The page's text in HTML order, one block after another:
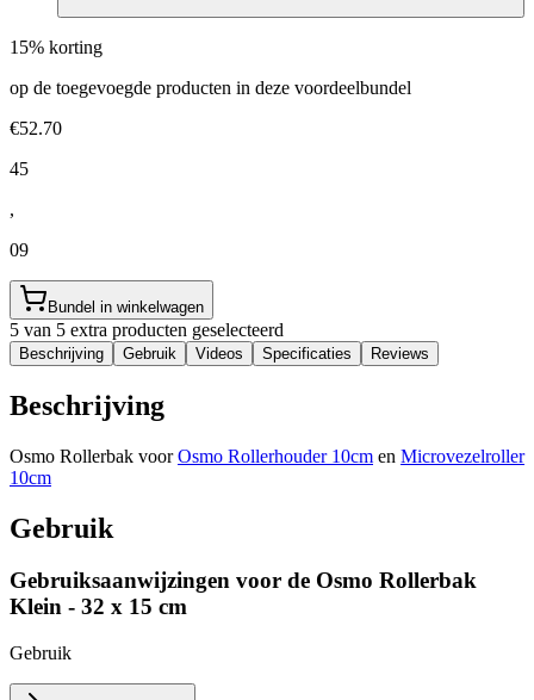
15% korting
op de toegevoegde producten in deze voordeelbundel
€52.70
45
,
09
Bundel in winkelwagen
5 van 5 extra producten geselecteerd
Beschrijving Gebruik Videos Specificaties Reviews
Beschrijving
Osmo Rollerbak voorOsmo Rollerhouder 10cm en Microvezelroller
10cm
Gebruik
Gebruiksaanwijzingen voor de Osmo Rollerbak
Klein - 32 x 15 cm
Gebruik